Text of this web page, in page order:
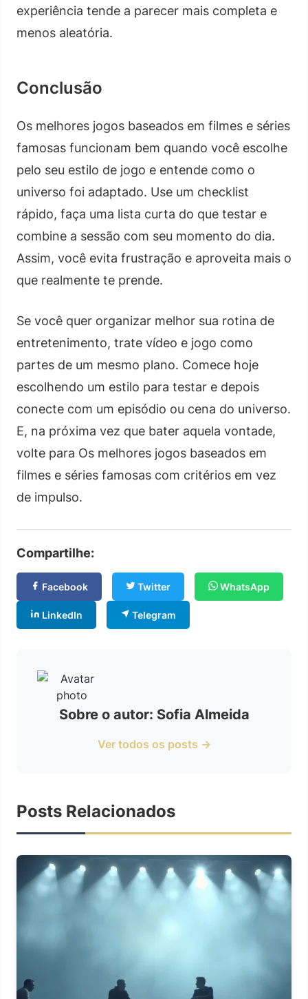
experiência tende a parecer mais completa e
menos aleatória.
Conclusão
Os melhores jogos baseados em filmes e séries
famosas funcionam bem quando você escolhe
pelo seu estilo de jogo e entende como o
universo foi adaptado. Use um checklist
rápido, faça uma lista curta do que testar e
combine a sessão com seu momento do dia.
Assim, você evita frustração e aproveita mais o
que realmente te prende.
Se você quer organizar melhor sua rotina de
entretenimento, trate vídeo e jogo como
partes de um mesmo plano. Comece hoje
escolhendo um estilo para testar e depois
conecte com um episódio ou cena do universo.
E, na próxima vez que bater aquela vontade,
volte para Os melhores jogos baseados em
filmes e séries famosas com critérios em vez
de impulso.
Compartilhe:
Facebook Twitter WhatsApp
LinkedIn Telegram
Sobre o autor: Sofia Almeida
Ver todos os posts →
Posts Relacionados